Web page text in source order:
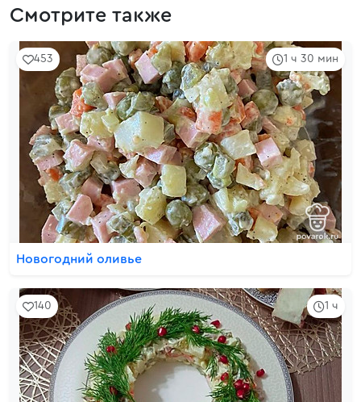
Смотрите также
1 ч 30 мин
453
Новогодний оливье
1 ч
140